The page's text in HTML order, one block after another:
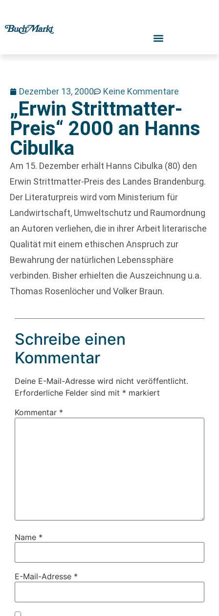
Dezember 13, 2000 Keine Kommentare
„Erwin Strittmatter-
Preis“ 2000 an Hanns
Cibulka
Am 15. Dezember erhält Hanns Cibulka (80) den
Erwin Strittmatter-Preis des Landes Brandenburg.
Der Literaturpreis wird vom Ministerium für
Landwirtschaft, Umweltschutz und Raumordnung
an Autoren verliehen, die in ihrer Arbeit literarische
Qualität mit einem ethischen Anspruch zur
Bewahrung der natürlichen Lebenssphäre
verbinden. Bisher erhielten die Auszeichnung u.a.
Thomas Rosenlöcher und Volker Braun.
Schreibe einen
Kommentar
Deine E-Mail-Adresse wird nicht veröffentlicht.
Erforderliche Felder sind mit * markiert
Kommentar *
Name *
E-Mail-Adresse *